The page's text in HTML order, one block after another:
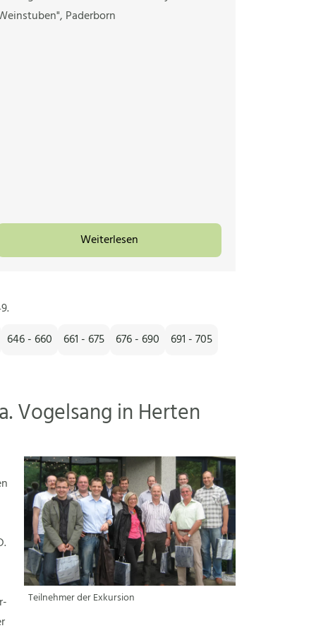
Paderborn
Weiterlesen
646 - 660
661 - 675 676 - 690 691 - 705
Vogelsang in Herten
Teilnehmer der Exkursion